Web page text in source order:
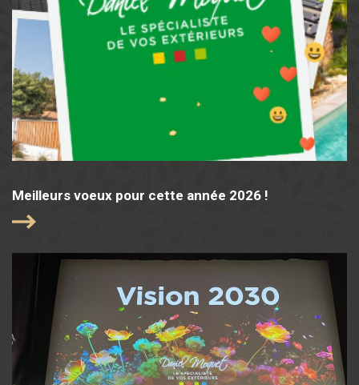
Meilleurs voeux pour cette année 2026 !